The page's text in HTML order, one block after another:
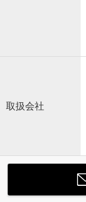
取扱会社